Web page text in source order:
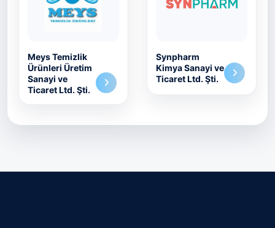
Meys Temizlik
Ürünleri Üretim
Sanayi ve
Ticaret Ltd. Şti.
Synpharm
Kimya Sanayi ve
Ticaret Ltd. Şti.